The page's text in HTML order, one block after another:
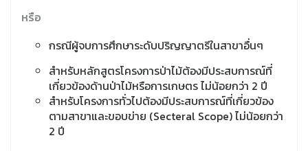
หรือ
กรณีผู้จบการศึกษาระดับปริญญาตรีในสาขาอื่นๆ
สำหรับหลักสูตรโครงการป่าไม้ต้องมีประสบการณ์ที่
เกี่ยวข้องด้านป่าไม้หรือการเกษตร ไม่น้อยกว่า 2 ปี
สำหรับโครงการทั่วไปต้องมีประสบการณ์ที่เกี่ยวข้อง
ตามสาขาและขอบข่าย (Secteral Scope) ไม่น้อยกว่า
2 ปี